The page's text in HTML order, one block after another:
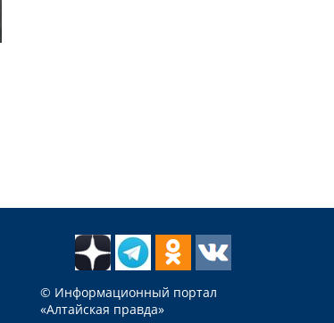
© Информационный портал
«Алтайская правда»